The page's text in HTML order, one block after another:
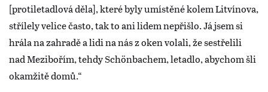
[protiletadlová děla], které byly umístěné kolem Litvínova,
střílely velice často, tak to ani lidem nepřišlo. Já jsem si
hrála na zahradě a lidi na nás z oken volali, že sestřelili
nad Mezibořím, tehdy Schönbachem, letadlo, abychom šli
okamžitě domů.“